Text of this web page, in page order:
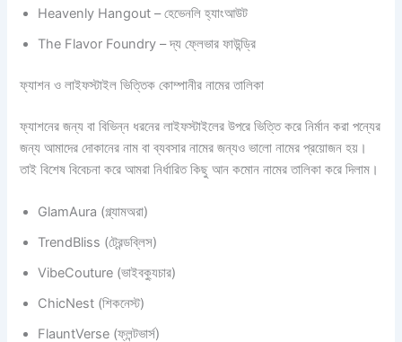
Heavenly Hangout – হেভেনলি হ্যাংআউট
The Flavor Foundry – দ্য ফ্লেভার ফাউন্ড্রি
ফ্যাশন ও লাইফস্টাইল ভিত্তিক কোম্পানীর নামের তালিকা
ফ্যাশনের জন্য বা বিভিন্ন ধরনের লাইফস্টাইলের উপরে ভিত্তি করে নির্মান করা পন্যের
জন্য আমাদের দোকানের নাম বা ব্যবসার নামের জন্যও ভালো নামের প্রয়োজন হয়।
তাই বিশেষ বিবেচনা করে আমরা নির্ধারিত কিছু আন কমোন নামের তালিকা করে দিলাম।
GlamAura (গ্ল্যামঅরা)
TrendBliss (ট্রেন্ডব্লিস)
VibeCouture (ভাইবক্যুচার)
ChicNest (শিকনেস্ট)
FlauntVerse (ফ্লন্টভার্স)